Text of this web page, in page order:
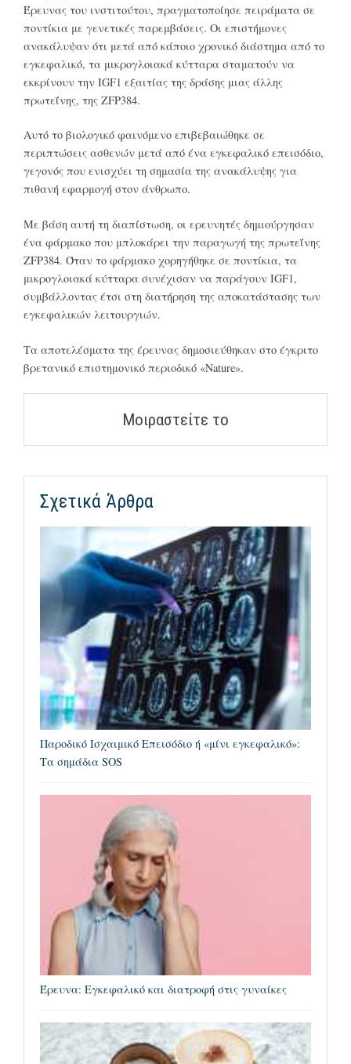
Έρευνας του ινστιτούτου, πραγματοποίησε πειράματα σε
ποντίκια με γενετικές παρεμβάσεις. Οι επιστήμονες
ανακάλυψαν ότι μετά από κάποιο χρονικό διάστημα από το
εγκεφαλικό, τα μικρογλοιακά κύτταρα σταματούν να
εκκρίνουν την IGF1 εξαιτίας της δράσης μιας άλλης
πρωτεΐνης, της ZFP384.
Αυτό το βιολογικό φαινόμενο επιβεβαιώθηκε σε
περιπτώσεις ασθενών μετά από ένα εγκεφαλικό επεισόδιο,
γεγονός που ενισχύει τη σημασία της ανακάλυψης για
πιθανή εφαρμογή στον άνθρωπο.
Με βάση αυτή τη διαπίστωση, οι ερευνητές δημιούργησαν
ένα φάρμακο που μπλοκάρει την παραγωγή της πρωτεΐνης
ZFP384. Όταν το φάρμακο χορηγήθηκε σε ποντίκια, τα
μικρογλοιακά κύτταρα συνέχισαν να παράγουν IGF1,
συμβάλλοντας έτσι στη διατήρηση της αποκατάστασης των
εγκεφαλικών λειτουργιών.
Τα αποτελέσματα της έρευνας δημοσιεύθηκαν στο έγκριτο
βρετανικό επιστημονικό περιοδικό «Nature».
Μοιραστείτε το
Σχετικά Άρθρα
Παροδικό Ισχαιμικό Επεισόδιο ή «μίνι εγκεφαλικό»:
Τα σημάδια SOS
Έρευνα: Εγκεφαλικό και διατροφή στις γυναίκες